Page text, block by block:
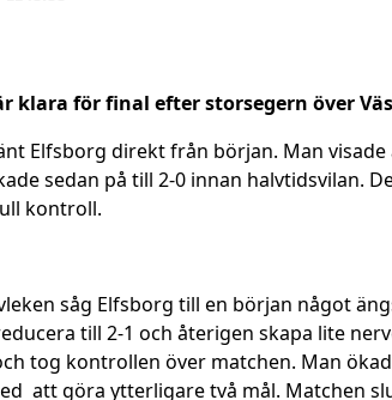
klara för final efter storsegern över
Elfsborg direkt från början. Man
sedan på till 2-0 innan halvtidsvilan.
kontroll.
såg Elfsborg till en början något
till 2-1 och återigen skapa lite
tog kontrollen över matchen. Man
att göra ytterligare två mål. Matchen